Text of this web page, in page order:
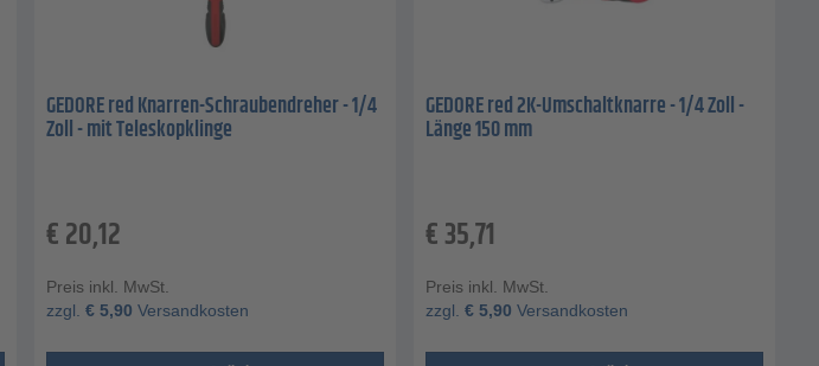
GEDORE red Knarren-Schraubendreher - 1/4
Zoll - mit Teleskopklinge
€20,12
Preis inkl. MwSt.
zzgl. € 5,90 Versandkosten
GEDORE red 2K-Umschaltknarre - 1/4 Zoll -
Länge 150 mm
€35,71
Preis inkl. MwSt.
zzgl. € 5,90 Versandkosten